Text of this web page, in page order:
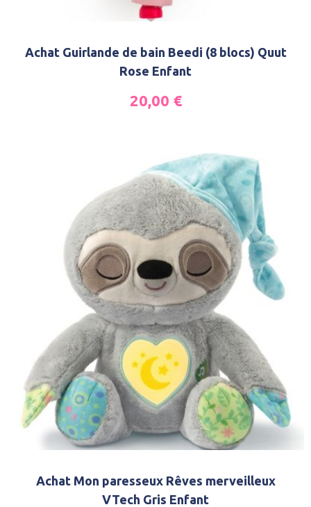
Achat Guirlande de bain Beedi (8 blocs) Quut
Rose Enfant
20,00 €
Achat Mon paresseux Rêves merveilleux
VTech Gris Enfant